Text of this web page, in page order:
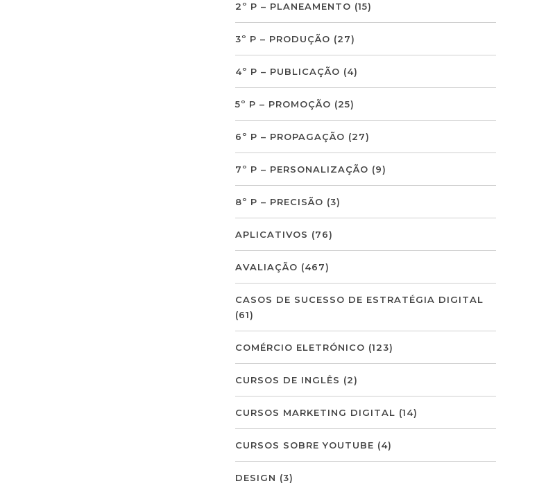
2º P – PLANEAMENTO (15)
3º P – PRODUÇÃO (27)
4º P – PUBLICAÇÃO (4)
5º P – PROMOÇÃO (25)
6º P – PROPAGAÇÃO (27)
7º P – PERSONALIZAÇÃO (9)
8º P – PRECISÃO (3)
APLICATIVOS (76)
AVALIAÇÃO (467)
CASOS DE SUCESSO DE ESTRATÉGIA DIGITAL
(61)
COMÉRCIO ELETRÓNICO (123)
CURSOS DE INGLÊS (2)
CURSOS MARKETING DIGITAL (14)
CURSOS SOBRE YOUTUBE (4)
DESIGN (3)